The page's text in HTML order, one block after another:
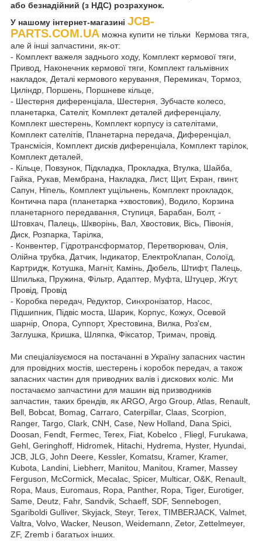
або безнадійний (з НДС) розрахунок.
У нашому інтернет-магазині JCB-
PARTS.COM.UA можна купити не тільки Кермова тяга,
але й інші запчастини, як-от:
- Комплект важеля заднього ходу, Комплект кермової тяги,
Привод, Наконечник кермової тяги, Комплект гальмівних
накладок, Деталі кермового керування, Перемикач, Тормоз,
Циліндр, Поршень, Поршневе кільце,
- Шестерня диференціала, Шестерня, Зубчасте колесо,
планетарка, Сателіт, Комплект деталей диференціалу,
Комплект шестерень, Комплект корпусу із сателітами,
Комплект сателітів, Планетарна передача, Диференціал,
Трансмісія, Комплект дисків диференціала, Комплект тарілок,
Комплект деталей,
- Кільце, Повзунок, Підкладка, Прокладка, Втулка, Шайба,
Гайка, Рукав, Мембрана, Накладка, Лист, Щит, Екран, гвинт,
Сапун, Ніпель, Комплект ущільнень, Комплект прокладок,
Контична пара (планетарка +хвостовик), Водило, Корзина
планетарного передавання, Ступиця, Барабан, Болт, -
Штовхач, Палець, Шкворінь, Вал, Хвостовик, Вісь, Півонія,
Диск, Розпарка, Тарілка,
- Конвентер, Гідротрансформатор, Перетворювач, Олія,
Олійна трубка, Датчик, Індикатор, ЕлектроКлапан, Солоїд,
Картридж, Котушка, Магніт, Камінь, Дюбель, Штифт, Палець,
Шпилька, Пружина, Фільтр, Адаптер, Муфта, Штуцер, Жгут,
Провід, Провід
- Коробка передач, Редуктор, Синхронізатор, Насос,
Підшипник, Підвіс моста, Шарик, Корпус, Кожух, Осевой
шарнір, Опора, Суппорт, Хрестовина, Вилка, Роз'єм,
Заглушка, Кришка, Шляпка, Фіксатор, Тримач, провід.
Ми спеціалізуємося на постачанні в Україну запасних частин
для провідних мостів, шестерень і коробок передач, а також
запасних частин для приводних валів і дискових коліс. Ми
постачаємо запчастини для машин від призводників
запчастин, таких брендів, як ARGO, Argo Group, Atlas, Renault,
Bell, Bobcat, Bomag, Carraro, Caterpillar, Claas, Scorpion,
Ranger, Targo, Clark, CNH, Case, New Holland, Dana Spici,
Doosan, Fendt, Fermec, Terex, Fiat, Kobelco , Fliegl, Furukawa,
Gehl, Geringhoff, Hidromek, Hitachi, Hydrema, Hyster, Hyundai,
JCB, JLG, John Deere, Kessler, Komatsu, Kramer, Kramer,
Kubota, Landini, Liebherr, Manitou, Manitou, Kramer, Massey
Ferguson, McCormick, Mecalac, Spicer, Multicar, O&K, Renault,
Ropa, Maus, Euromaus, Ropa, Panther, Ropa, Tiger, Eurotiger,
Same, Deutz, Fahr, Sandvik, Schaeff, SDF, Sennebogen,
Sgariboldi Gulliver, Skyjack, Steyr, Terex, TIMBERJACK, Valmet,
Valtra, Volvo, Wacker, Neuson, Weidemann, Zetor, Zettelmeyer,
ZF, Zremb і багатьох інших.